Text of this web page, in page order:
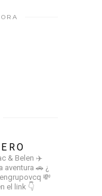
& Belen ✈️
aventura 🚗 ¿
💸
el link 👇